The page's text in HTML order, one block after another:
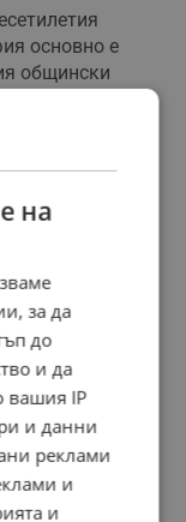
основно е
общински
на
за да
до
и да
вашия IP
и данни
реклами
и
и